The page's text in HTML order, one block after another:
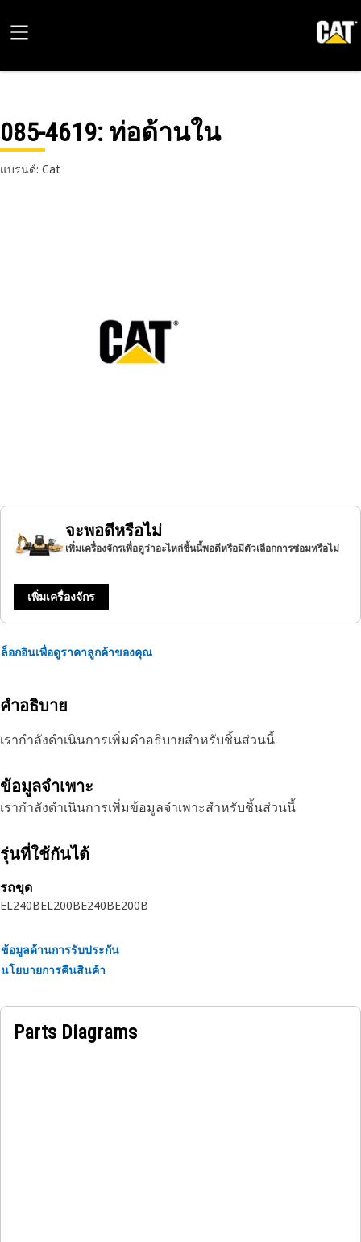
085-4619: ท่อด้านใน
แบรนด์: Cat
จะพอดีหรือไม่
เพิ่มเครื่องจักรเพื่อดูว่าอะไหล่ชิ้นนี้พอดีหรือมีตัวเลือกการซ่อมหรือไม่
เพิ่มเครื่องจักร
ล็อกอินเพื่อดูราคาลูกค้าของคุณ
คำอธิบาย
เรากำลังดำเนินการเพิ่มคำอธิบายสำหรับชิ้นส่วนนี้
ข้อมูลจำเพาะ
เรากำลังดำเนินการเพิ่มข้อมูลจำเพาะสำหรับชิ้นส่วนนี้
รุ่นที่ใช้กันได้
รถขุด
EL240BEL200BE240BE200B
ข้อมูลด้านการรับประกัน
นโยบายการคืนสินค้า
Parts Diagrams